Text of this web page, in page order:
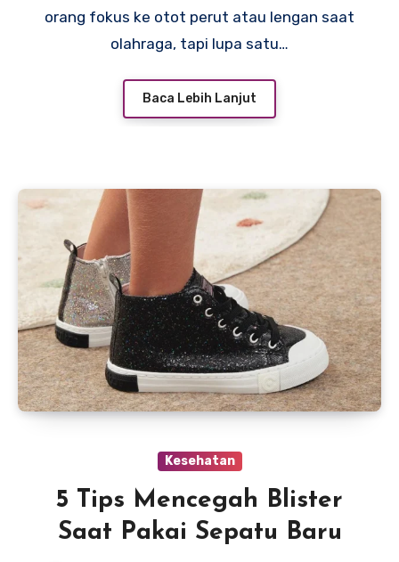
orang fokus ke otot perut atau lengan saat
olahraga, tapi lupa satu…
Baca Lebih Lanjut
Kesehatan
5 Tips Mencegah Blister
Saat Pakai Sepatu Baru